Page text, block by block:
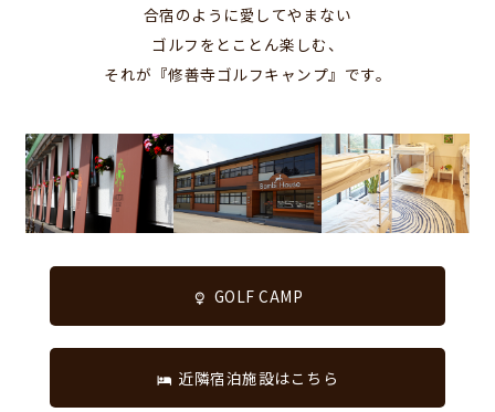
合宿のように愛してやまない
ゴルフをとことん楽しむ、
それが『修善寺ゴルフキャンプ』です。
GOLF CAMP
近隣宿泊施設はこちら